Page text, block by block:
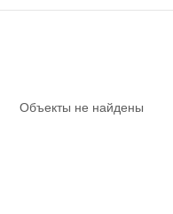
Объекты не найдены